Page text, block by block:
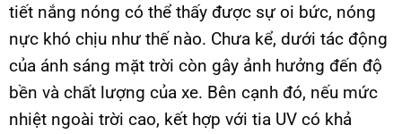
tiết nắng nóng có thể thấy được sự oi bức, nóng
nực khó chịu như thế nào. Chưa kể, dưới tác động
của ánh sáng mặt trời còn gây ảnh hưởng đến độ
bền và chất lượng của xe. Bên cạnh đó, nếu mức
nhiệt ngoài trời cao, kết hợp với tia UV có khả